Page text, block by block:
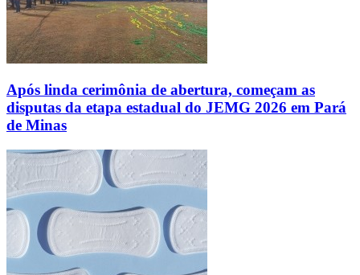
Após linda cerimônia de abertura, começam as
disputas da etapa estadual do JEMG 2026 em Pará
de Minas